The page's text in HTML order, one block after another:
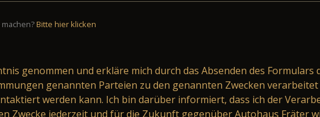
Bitte hier klicken
genommen und erkläre mich durch das Absenden des Formulars
genannten Parteien zu den genannten Zwecken
werden kann. Ich bin darüber informiert, dass ich der
Zwecke jederzeit und für die Zukunft gegenüber Autohaus Fräter